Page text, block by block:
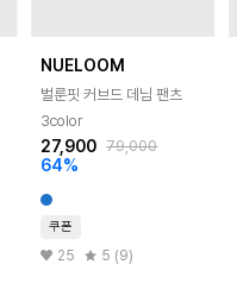
NUELOOM
벌룬핏 커브드 데님 팬츠
3color
27,900 79,000
64%
쿠폰
25 5 (9)